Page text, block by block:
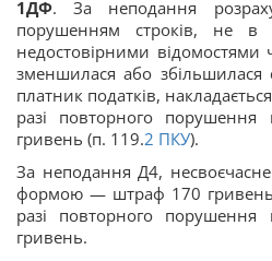
1ДФ. За неподання
порушенням строків, не в
недостовірними
зменшилася або
платник податків,
разі повторного
гривень (п. 119.2 ПКУ).
За неподання Д4,
формою — штраф 170
разі повторного
гривень.